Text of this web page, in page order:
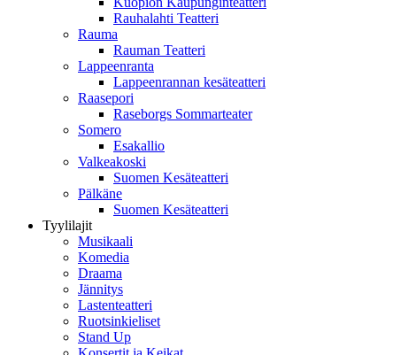
Rauhalahti Teatteri
Rauma
Rauman Teatteri
Lappeenranta
Lappeenrannan kesäteatteri
Raasepori
Raseborgs Sommarteater
Somero
Esakallio
Valkeakoski
Suomen Kesäteatteri
Pälkäne
Suomen Kesäteatteri
Tyylilajit
Musikaali
Komedia
Draama
Jännitys
Lastenteatteri
Ruotsinkieliset
Stand Up